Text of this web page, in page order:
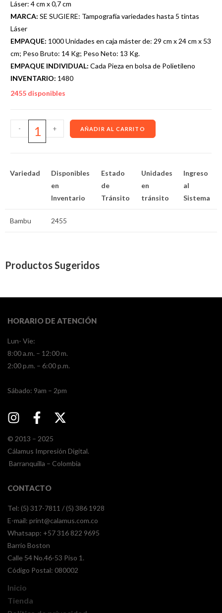
Láser: 4 cm x 0,7 cm
MARCA: SE SUGIERE: Tampografía variedades hasta 5 tintas
Láser
EMPAQUE: 1000 Unidades en caja máster de: 29 cm x 24 cm x 53
cm; Peso Bruto: 14 Kg; Peso Neto: 13 Kg.
EMPAQUE INDIVIDUAL: Cada Pieza en bolsa de Polietileno
INVENTARIO: 1480
2455 disponibles
- + AÑADIR AL CARRITO
Variedad
Disponibles
en
Inventario
Estado
de
Tránsito
Unidades
en
tránsito
Ingreso
al
Sistema
Bambu 2455
Productos Sugeridos
HORARIO DE ATENCIÓN
Lun- Vie:
8:00 a.m. – 12:00 m.
2:00 p.m. – 6:00 p.m.
​​Sábado: 9am – 2pm
© 2013 – 2025
Cálamus Impresión Digital.
Barranquilla – Colombia
CONTACTO
Tel: (5) 317-7811 / (5) 386 1928
E-mail: print@calamus.com.co
Whatsapp: +57 316 822 9695
Barrio Boston
Calle 54 No.46-53 Piso 1.
Código Postal: 080002
Inicio
Tienda